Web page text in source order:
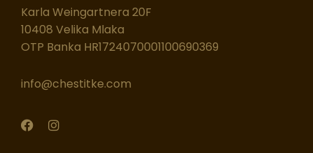
Karla Weingartnera 20F
10408 Velika Mlaka
OTP Banka HR1724070001100690369
info@chestitke.com
F
I